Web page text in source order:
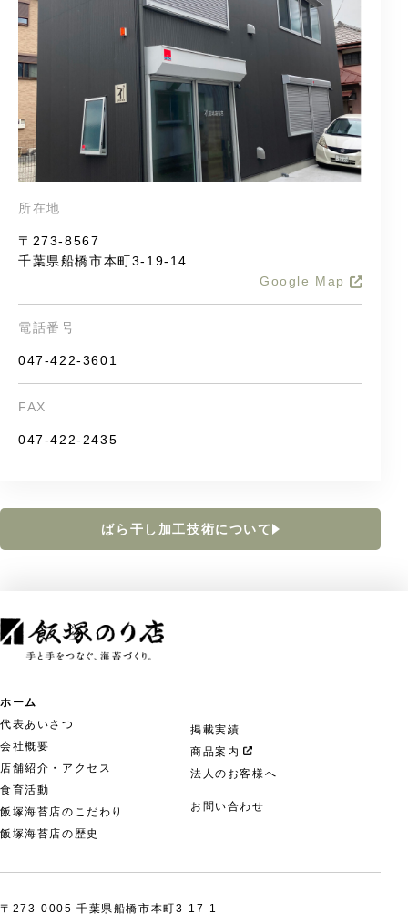
所在地
〒273-8567
千葉県船橋市本町3-19-14
Google Map
電話番号
047-422-3601
FAX
047-422-2435
ばら干し加工技術について
〒273-0005 千葉県船橋市本町3-17-1
ホーム
代表あいさつ
会社概要
店舗紹介・アクセス
食育活動
飯塚海苔店のこだわり
飯塚海苔店の歴史
掲載実績
商品案内
法人のお客様へ
お問い合わせ